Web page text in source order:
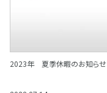
2023年 夏季休暇のお知らせ